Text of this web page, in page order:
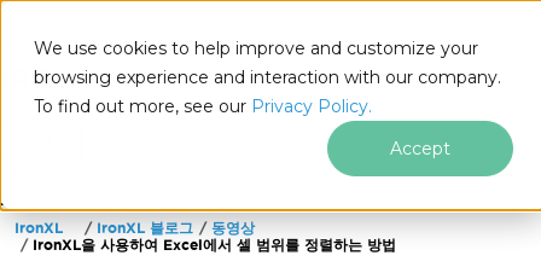
We use cookies to help improve and customize your
browsing experience and interaction with our company.
To find out more, see our Privacy Policy.
Accept
푸터 콘텐츠로 바로가기
IronXL IronXL 블로그
동영상
IronXL을 사용하여 Excel에서 셀 범위를 정렬하는 방법